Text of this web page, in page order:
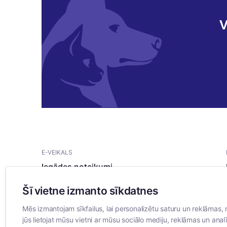
E-VEIKALS
Iegādes noteikumi
Sīkdatņu noteikumi
Šī vietne izmanto sīkdatnes
Mēs izmantojam sīkfailus, lai personalizētu saturu un
jūs lietojat mūsu vietni ar mūsu sociālo mediju, reklāmas un